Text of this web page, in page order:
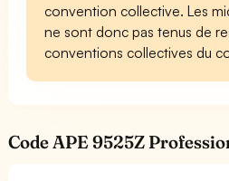
convention collective. Les
ne sont donc pas tenus de
conventions collectives du
Code APE 9525Z